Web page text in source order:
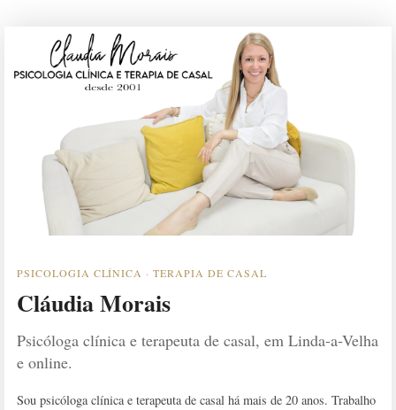
PSICOLOGIA CLÍNICA · TERAPIA DE CASAL
Cláudia Morais
Psicóloga clínica e terapeuta de casal, em Linda-a-Velha
e online.
Sou psicóloga clínica e terapeuta de casal há mais de 20 anos. Trabalho